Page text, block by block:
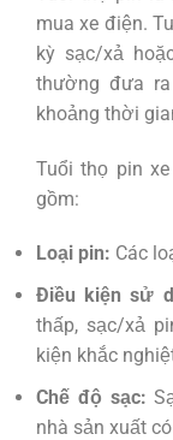
mua xe điện.
kỳ sạc/xả
thường đưa
khoảng thời
Tuổi thọ pin
gồm:
Loại pin: Các
Điều kiện sử
thấp, sạc/xả
kiện khắc
Chế độ sạc:
nhà sản xuất